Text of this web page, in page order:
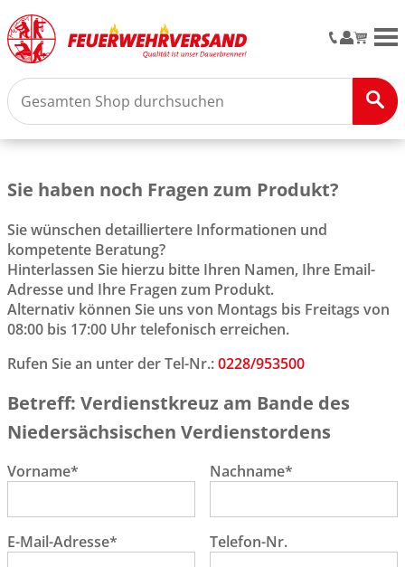
Sie haben noch Fragen zum Produkt?
Sie wünschen detailliertere Informationen und
kompetente Beratung?
Hinterlassen Sie hierzu bitte Ihren Namen, Ihre Email-
Adresse und Ihre Fragen zum Produkt.
Alternativ können Sie uns von Montags bis Freitags von
08:00 bis 17:00 Uhr telefonisch erreichen.
Rufen Sie an unter der Tel-Nr.:0228/953500
Betreff: Verdienstkreuz am Bande des
Niedersächsischen Verdienstordens
Vorname* Nachname*
E-Mail-Adresse* Telefon-Nr.